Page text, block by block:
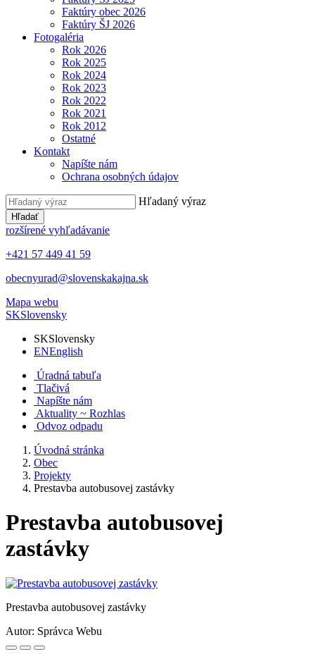
Faktúry obec 2026
Faktúry ŠJ 2026
Fotogaléria
Rok 2026
Rok 2025
Rok 2024
Rok 2023
Rok 2022
Rok 2021
Rok 2012
Ostatné
Kontakt
Napíšte nám
Ochrana osobných údajov
Hľadaný výraz
Hľadať
rozšírené vyhľadávanie
+421 57 449 41 59
obecnyurad@slovenskakajna.sk
Mapa webu
SKSlovensky
SKSlovensky
ENEnglish
Úradná tabuľa
Tlačivá
Napíšte nám
Aktuality ~ Rozhlas
Odvoz odpadu
Úvodná stránka
Obec
Projekty
Prestavba autobusovej zastávky
Prestavba autobusovej
zastávky
Prestavba autobusovej zastávky
Autor: Správca Webu